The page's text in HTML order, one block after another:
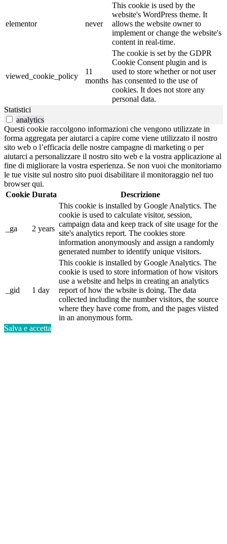
elementor never
This cookie is used by the
website's WordPress theme. It
allows the website owner to
implement or change the website's
content in real-time.
viewed_cookie_policy
11
months
The cookie is set by the GDPR
Cookie Consent plugin and is
used to store whether or not user
has consented to the use of
cookies. It does not store any
personal data.
Statistici
analytics
Questi cookie raccolgono informazioni che vengono utilizzate in
forma aggregata per aiutarci a capire come viene utilizzato il nostro
sito web o l’efficacia delle nostre campagne di marketing o per
aiutarci a personalizzare il nostro sito web e la vostra applicazione al
fine di migliorare la vostra esperienza. Se non vuoi che monitoriamo
le tue visite sul nostro sito puoi disabilitare il monitoraggio nel tuo
browser qui.
Cookie Durata Descrizione
_ga 2 years
This cookie is installed by Google Analytics. The
cookie is used to calculate visitor, session,
campaign data and keep track of site usage for the
site's analytics report. The cookies store
information anonymously and assign a randomly
generated number to identify unique visitors.
_gid 1 day
This cookie is installed by Google Analytics. The
cookie is used to store information of how visitors
use a website and helps in creating an analytics
report of how the wbsite is doing. The data
collected including the number visitors, the source
where they have come from, and the pages viisted
in an anonymous form.
Salva e accetta